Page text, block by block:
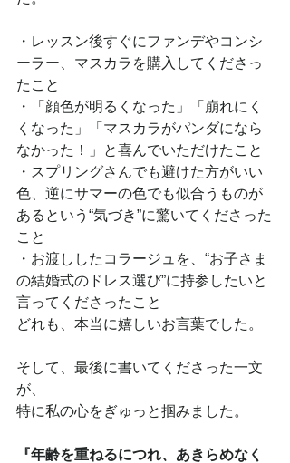
・レッスン後すぐにファンデやコンシ
ーラー、マスカラを購入してくださっ
たこと
・「顔色が明るくなった」「崩れにく
くなった」「マスカラがパンダになら
なかった！」と喜んでいただけたこと
・スプリングさんでも避けた方がいい
色、逆にサマーの色でも似合うものが
あるという“気づき”に驚いてくださった
こと
・お渡ししたコラージュを、“お子さま
の結婚式のドレス選び”に持参したいと
言ってくださったこと
どれも、本当に嬉しいお言葉でした。
そして、最後に書いてくださった一文
が、
特に私の心をぎゅっと掴みました。
『年齢を重ねるにつれ、あきらめなく